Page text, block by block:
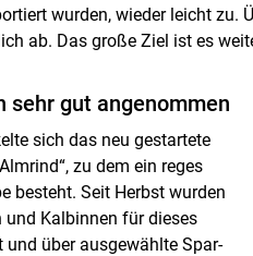
wurden, wieder leicht zu.
ab. Das große Ziel ist es
sehr gut angenommen
sich das neu gestartete
zu dem ein reges
besteht. Seit Herbst wurden
Kalbinnen für dieses
und über ausgewählte Spar-